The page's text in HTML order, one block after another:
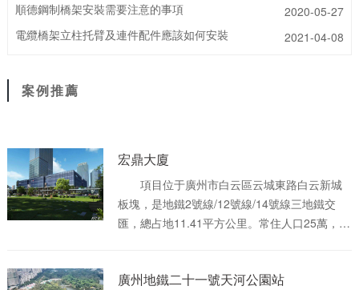
順德鋼制橋架安裝需要注意的事項
2020-05-27
電纜橋架立柱托臂及連件配件應該如何安裝
2021-04-08
案例推薦
宏鼎大廈
項目位于廣州市白云區云城東路白云新城
板塊，是地鐵2號線/12號線/14號線三地鐵交
匯，總占地11.41平方公里。常住人口25萬，內
皮具/化妝品/汽配/農產品/服裝/裝飾材料，116
廣州地鐵二十一號天河公園站